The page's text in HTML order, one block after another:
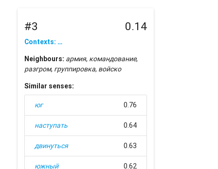
#3 0.14
Contexts: …
Neighbours: армия, командование,
разгром, группировка, войско
Similar senses:
юг 0.76
наступать 0.64
двинуться 0.63
южный 0.62